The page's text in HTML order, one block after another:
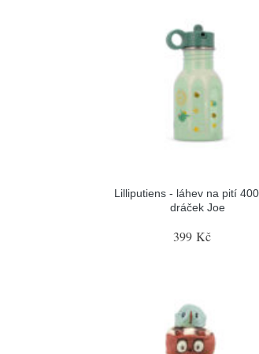
Lilliputiens - láhev na pití
dráček Joe
399 Kč